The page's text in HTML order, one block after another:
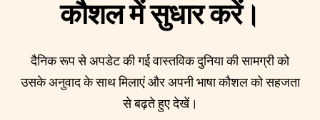
कौशल में सुधार करें।
दैनिक रूप से अपडेट की गई वास्तविक दुनिया की सामग्री को
उसके अनुवाद के साथ मिलाएं और अपनी भाषा कौशल को सहजता
से बढ़ते हुए देखें।